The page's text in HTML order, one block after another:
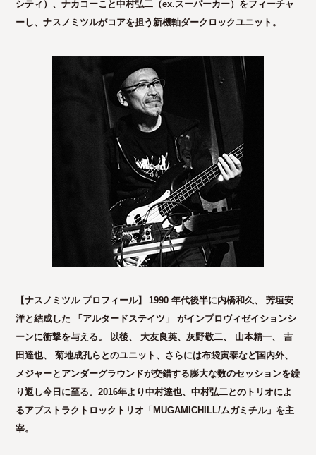
シティ）、ナカコーこと中村弘二（ex.スーパーカー）をフィーチャ
ーし、ナスノミツルがコアを担う新機軸ダークロックユニット。
【ナスノミツル プロフィール】
1990 年代後半に内橋和久、 芳垣安
洋と結成した 「アルタードステイツ」 がインプロヴィゼイションシ
ーンに衝撃を与える。 以後、 大友良英、灰野敬二、 山本精一、 吉
田達也、 菊地成孔らとのユニット、さらには布袋寅泰など国内外、
メジャーとアンダーグラウンドが交錯する膨大な数のセッションを繰
り返し今日に至る。2016年より中村達也、中村弘二とのトリオによ
るアブストラクトロックトリオ「MUGAMICHILL/ムガミチル」を主
宰。